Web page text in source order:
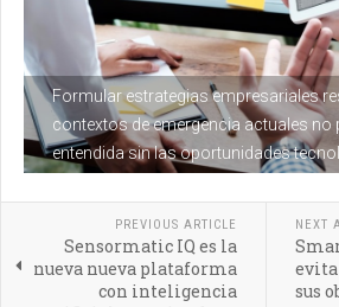
Formular estrategias empresariales
contextos de emergencia actuales no
entendida sin las oportunidades
PREVIOUS ARTICLE
Sensormatic IQ es la
nueva nueva plataforma
con inteligencia
NEXT
sus